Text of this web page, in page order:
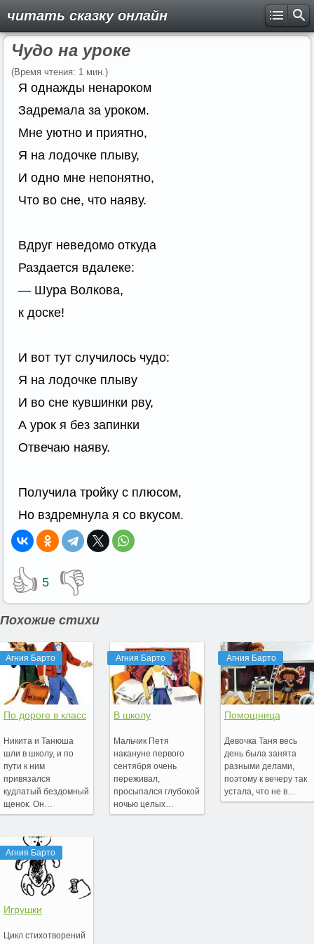
читать сказку онлайн
Чудо на уроке
(Время чтения: 1 мин.)
Я однажды ненароком
Задремала за уроком.
Мне уютно и приятно,
Я на лодочке плыву,
И одно мне непонятно,
Что во сне, что наяву.
Вдруг неведомо откуда
Раздается вдалеке:
— Шура Волкова,
к доске!
И вот тут случилось чудо:
Я на лодочке плыву
И во сне кувшинки рву,
А урок я без запинки
Отвечаю наяву.
Получила тройку с плюсом,
Но вздремнула я со вкусом.
👍 5 👎
Похожие стихи
Агния Барто
По дороге в класс
Никита и Танюша
шли в школу, и по
пути к ним
привязался
кудлатый бездомный
щенок. Он…
Агния Барто
Игрушки
Цикл стихотворений
Агния Барто
В школу
Мальчик Петя
накануне первого
сентября очень
переживал,
просыпался глубокой
ночью целых…
Агния Барто
Помощница
Девочка Таня весь
день была занята
разными делами,
поэтому к вечеру так
устала, что не в…